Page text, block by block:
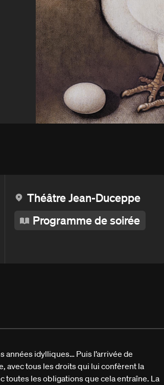
Théâtre Jean-Duceppe
Programme de soirée
années idylliques… Puis l’arrivée de
avec tous les droits qui lui confèrent la
toutes les obligations que cela entraîne. La